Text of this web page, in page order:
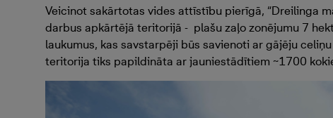
Veicinot sakārtotas vides attīstību pierīgā, “Dreilinga
darbus apkārtējā teritorijā - plašu zaļo zonējumu 7
laukumus, kas savstarpēji būs savienoti ar gājēju
teritorija tiks papildināta ar jauniestādītiem ~1700